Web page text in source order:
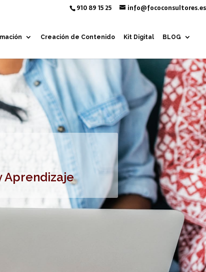
910 89 15 25 info@fococonsultores.es
Creación de Contenido Kit Digital BLOG
Aprendizaje